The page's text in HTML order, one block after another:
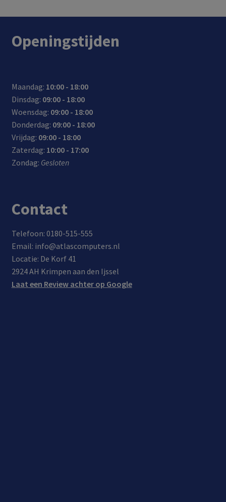
Openingstijden
Maandag: 10:00 - 18:00
Dinsdag: 09:00 - 18:00
Woensdag: 09:00 - 18:00
Donderdag: 09:00 - 18:00
Vrijdag: 09:00 - 18:00
Zaterdag: 10:00 - 17:00
Zondag: Gesloten
Contact
Telefoon: 0180-515-555
Email: info@atlascomputers.nl
Locatie: De Korf 41
2924 AH Krimpen aan den Ijssel
Laat een Review achter op Google